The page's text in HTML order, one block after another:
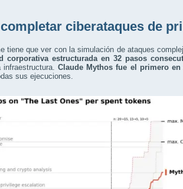
ciberataques de
tiene que ver con la simulación de ataques
corporativa estructurada en 32 pasos
Claude Mythos fue el primero
sus ejecuciones.